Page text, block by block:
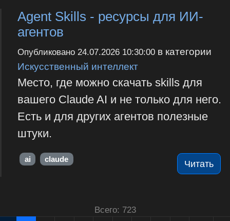
Agent Skills - ресурсы для ИИ-
агентов
Опубликовано 24.07.2026 10:30:00в категории
Искусственный интеллект
Место, где можно скачать skills для
вашего Claude AI и не только для него.
Есть и для других агентов полезные
штуки.
Читать
ai claude
Всего: 723